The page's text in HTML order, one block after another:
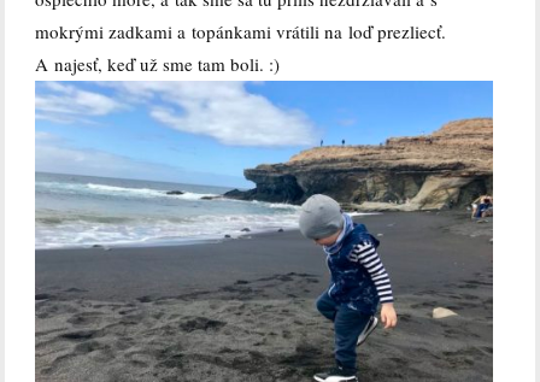
mokrými zadkami a topánkami vrátili na loď prezliecť.
A najesť, keď už sme tam boli. :)